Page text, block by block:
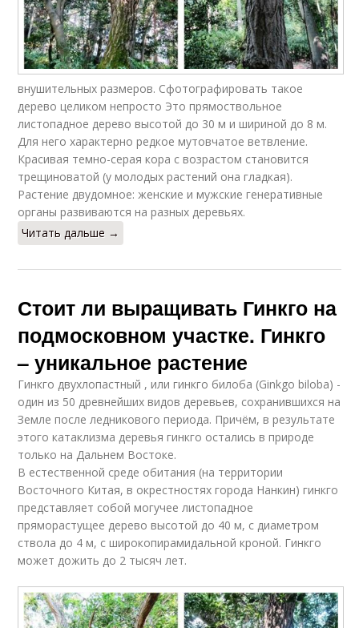
внушительных размеров. Сфотографировать такое
дерево целиком непросто Это прямоствольное
листопадное дерево высотой до 30 м и шириной до 8 м.
Для него характерно редкое мутовчатое ветвление.
Красивая темно-серая кора с возрастом становится
трещиноватой (у молодых растений она гладкая).
Растение двудомное: женские и мужские генеративные
органы развиваются на разных деревьях.
Читать дальше →
Стоит ли выращивать Гинкго на
подмосковном участке. Гинкго
– уникальное растение
Гинкго двухлопастный , или гинкго билоба (Ginkgo biloba) -
один из 50 древнейших видов деревьев, сохранившихся на
Земле после ледникового периода. Причём, в результате
этого катаклизма деревья гинкго остались в природе
только на Дальнем Востоке.
В естественной среде обитания (на территории
Восточного Китая, в окрестностях города Нанкин) гинкго
представляет собой могучее листопадное
пряморастущее дерево высотой до 40 м, с диаметром
ствола до 4 м, с широкопирамидальной кроной. Гинкго
может дожить до 2 тысяч лет.